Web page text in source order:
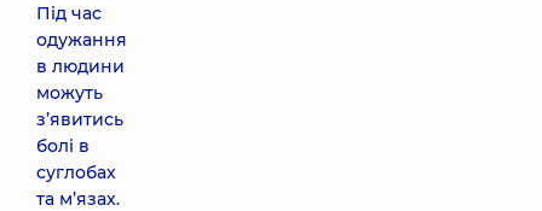
Під час
одужання
в людини
можуть
з’явитись
болі в
суглобах
та м’язах.